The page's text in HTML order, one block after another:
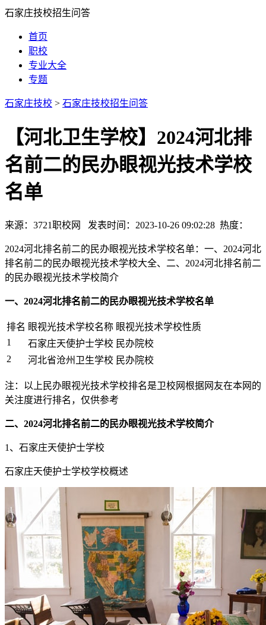
石家庄技校招生问答
首页
职校
专业大全
专题
石家庄技校 > 石家庄技校招生问答
【河北卫生学校】2024河北排
名前二的民办眼视光技术学校
名单
来源：3721职校网 发表时间：2023-10-26 09:02:28 热度：
2024河北排名前二的民办眼视光技术学校名单：一、2024河北
排名前二的民办眼视光技术学校大全、二、2024河北排名前二
的民办眼视光技术学校简介
一、2024河北排名前二的民办眼视光技术学校名单
排名 眼视光技术学校名称 眼视光技术学校性质
1
石家庄天使护士学校 民办院校
2
河北省沧州卫生学校 民办院校
注：以上民办眼视光技术学校排名是卫校网根据网友在本网的
关注度进行排名，仅供参考
二、2024河北排名前二的民办眼视光技术学校简介
1、石家庄天使护士学校
石家庄天使护士学校学校概述